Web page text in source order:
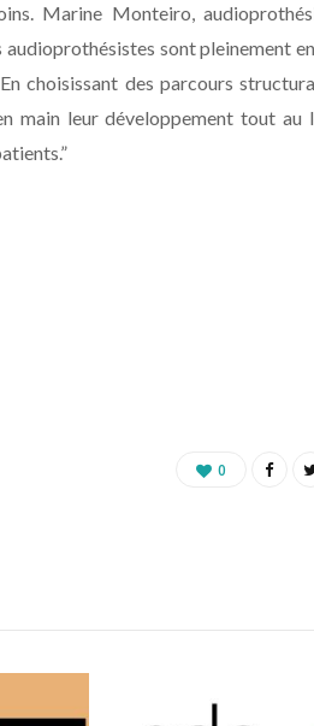
Marine Monteiro,
sont pleinement
choisissant des parcours
main leur développement tout au
0